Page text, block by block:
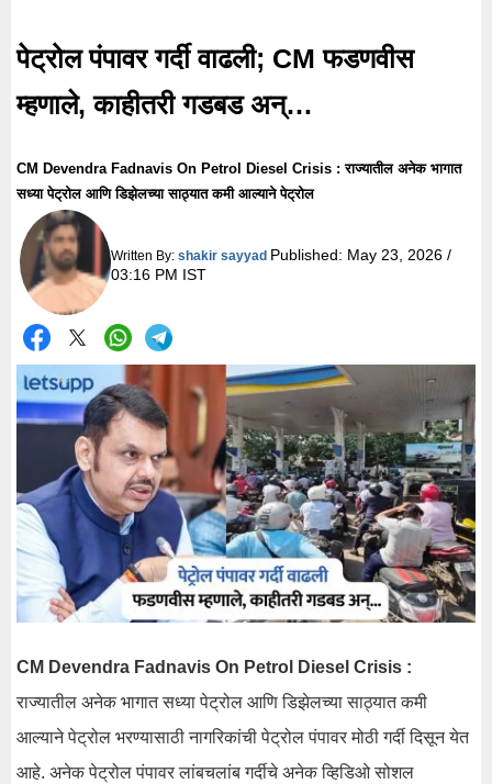
पेट्रोल पंपावर गर्दी वाढली; CM फडणवीस
म्हणाले, काहीतरी गडबड अन्…
CM Devendra Fadnavis On Petrol Diesel Crisis : राज्यातील अनेक भागात
सध्या पेट्रोल आणि डिझेलच्या साठ्यात कमी आल्याने पेट्रोल
Written By: shakir sayyad Published: May 23, 2026 /
03:16 PM IST
CM Devendra Fadnavis On Petrol Diesel Crisis :
राज्यातील अनेक भागात सध्या पेट्रोल आणि डिझेलच्या साठ्यात कमी
आल्याने पेट्रोल भरण्यासाठी नागरिकांची पेट्रोल पंपावर मोठी गर्दी दिसून येत
आहे. अनेक पेट्रोल पंपावर लांबचलांब गर्दीचे अनेक व्हिडिओ सोशल